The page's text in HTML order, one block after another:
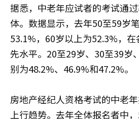
据悉，中老年应试者的考试通
体。数据显示，去年50至59岁
53.1%，60岁以上为52.3%，
先水平。20至29岁、30至39岁
别为48.2%、46.9%和47.2%。
房地产经纪人资格考试的中老
上行趋势。去年全体报名者中